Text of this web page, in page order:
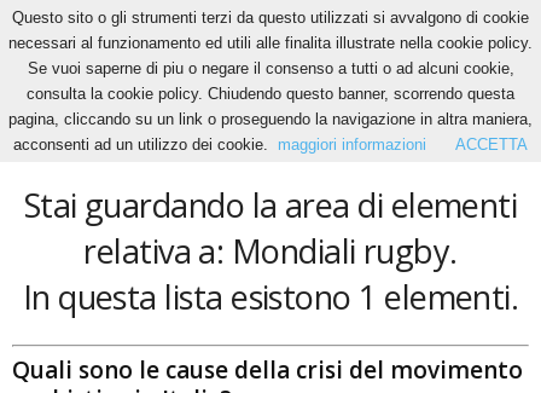
Home Tags Mondiali rugby
Mondiali rugby
Stai guardando la area di elementi
relativa a: Mondiali rugby.
In questa lista esistono 1 elementi.
Quali sono le cause della crisi del movimento
Questo sito o gli strumenti terzi da questo utilizzati si avvalgono di cookie
necessari al funzionamento ed utili alle finalita illustrate nella cookie policy.
Se vuoi saperne di piu o negare il consenso a tutti o ad alcuni cookie,
consulta la cookie policy. Chiudendo questo banner, scorrendo questa
pagina, cliccando su un link o proseguendo la navigazione in altra maniera,
acconsenti ad un utilizzo dei cookie.
maggiori informazioni ACCETTA